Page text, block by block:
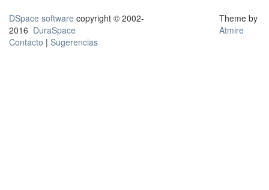
DSpace software copyright © 2002-
2016 DuraSpace
Contacto | Sugerencias
Theme by
Atmire